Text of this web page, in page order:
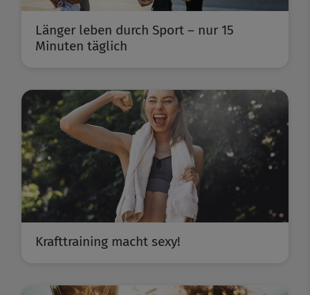
Länger leben durch Sport – nur 15
Minuten täglich
Krafttraining macht sexy!